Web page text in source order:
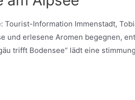
Tourist-Information Immenstadt,
und erlesene Aromen begegnen,
trifft Bodensee“ lädt eine